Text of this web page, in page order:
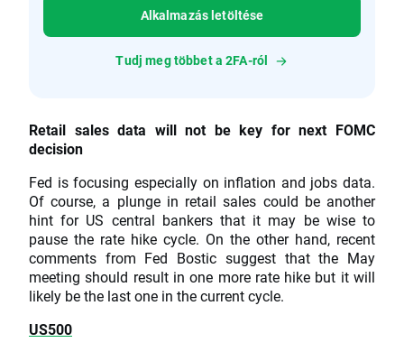
Alkalmazás letöltése
Tudj meg többet a 2FA-ról
Retail sales data will not be key for next FOMC
decision
Fed is focusing especially on inflation and jobs data.
Of course, a plunge in retail sales could be another
hint for US central bankers that it may be wise to
pause the rate hike cycle. On the other hand, recent
comments from Fed Bostic suggest that the May
meeting should result in one more rate hike but it will
likely be the last one in the current cycle.
US500